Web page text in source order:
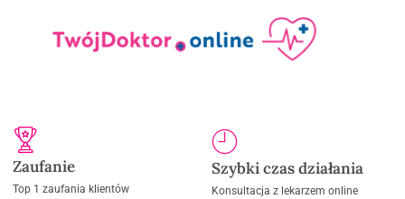
Zaufanie
Top 1 zaufania klientów
Szybki czas działania
Konsultacja z lekarzem online